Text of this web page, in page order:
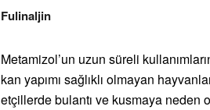
Fulinaljin
Metamizol’un uzun süreli
kan yapımı sağlıklı olmayan
etçillerde bulantı ve kusmaya